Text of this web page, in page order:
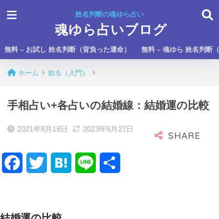
姓名判断の魂ゆら占い
魂ゆら占いブログ
無料 – お試し 姓名判断（背負った運命） 無料 – 魂ゆら 姓名判断
ホーム 知る（入門）
手相占い+各占いの結婚線：結婚運の比較
2021年6月18日 2023年6月27日